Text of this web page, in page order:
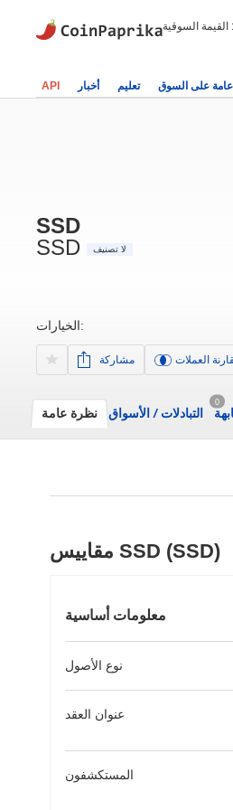
القيمة السوقية :
API أخبار تعليم على السوق
SSD
SSD
لا تصنيف
الخيارات:
مشاركة العملات
نظرة عامة التبادلات/ الأسواق
0
مقاييس SSD (SSD)
معلومات أساسية
نوع الأصول
عنوان العقد
المستكشفون